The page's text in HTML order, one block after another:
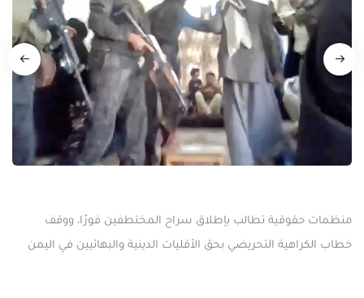
منظمات حقوقية تطالب بإطلاق سراح المختطفين فورًا، ووقف
خطاب الكراهية التحريضي بحق الأقليات الدينية والبهائيين في اليمن